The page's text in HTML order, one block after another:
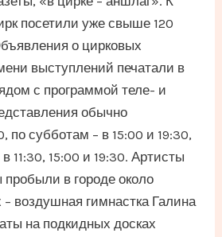
посетили уже свыше 120
о цирковых
выступлений печатали в
с программой теле- и
обычно
по субботам – в 15:00 и 19:30,
11:30, 15:00 и 19:30. Артисты
в городе около
воздушная гимнастка Галина
на подкидных досках